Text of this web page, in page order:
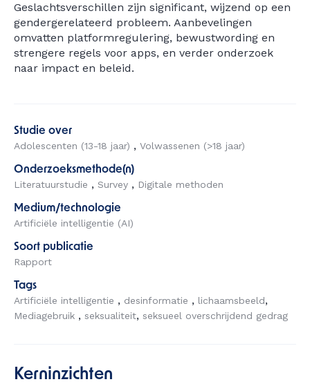
Geslachtsverschillen zijn significant, wijzend op een
gendergerelateerd probleem. Aanbevelingen
omvatten platformregulering, bewustwording en
strengere regels voor apps, en verder onderzoek
naar impact en beleid.
Studie over
Adolescenten (13-18 jaar)
Volwassenen (>18 jaar)
Onderzoeksmethode(n)
Literatuurstudie
Survey Digitale methoden
Medium/technologie
Artificiële intelligentie (AI)
Soort publicatie
Rapport
Tags
Artificiële intelligentie
desinformatie
lichaamsbeeld
Mediagebruik
seksualiteit seksueel overschrijdend gedrag
Kerninzichten